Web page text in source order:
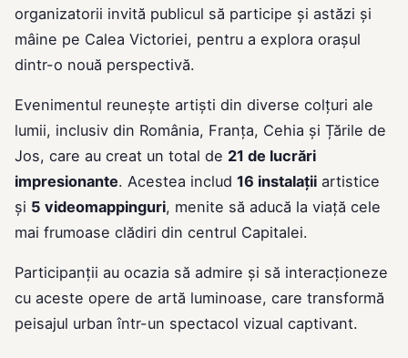
organizatorii invită publicul să participe și astăzi și
mâine pe Calea Victoriei, pentru a explora orașul
dintr-o nouă perspectivă.
Evenimentul reunește artiști din diverse colțuri ale
lumii, inclusiv din România, Franța, Cehia și Țările de
Jos, care au creat un total de 21 de lucrări
impresionante. Acestea includ 16 instalații artistice
și 5 videomappinguri, menite să aducă la viață cele
mai frumoase clădiri din centrul Capitalei.
Participanții au ocazia să admire și să interacționeze
cu aceste opere de artă luminoase, care transformă
peisajul urban într-un spectacol vizual captivant.